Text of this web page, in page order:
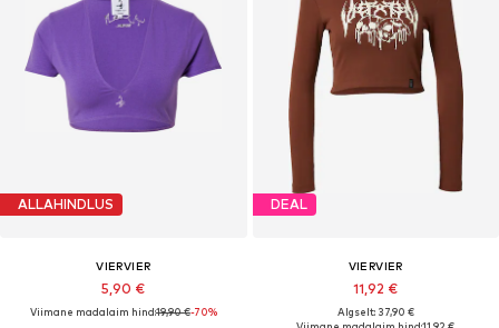
ALLAHINDLUS
VIERVIER
5,90 €
Viimane madalaim hind:19,90 €-70%
DEAL
VIERVIER
11,92 €
Algselt: 37,90 €